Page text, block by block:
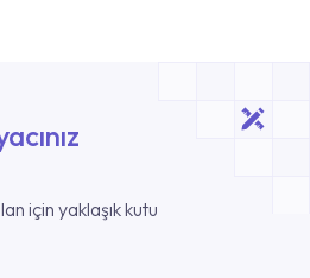
için yaklaşık kutu